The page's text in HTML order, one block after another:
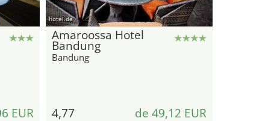
EUR
hotel.de
Amaroossa Hotel
Bandung
Bandung
4,77 de 49,12 EUR